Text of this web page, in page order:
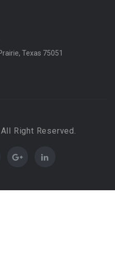
Texas 75051
Right Reserved.